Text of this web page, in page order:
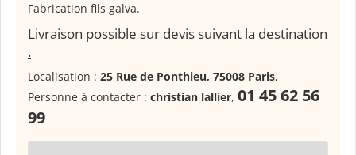
Fabrication fils galva.
Livraison possible sur devis suivant la destination
.
Localisation : 25 Rue de Ponthieu, 75008 Paris,
Personne à contacter : christian lallier, 01 45 62 56
99